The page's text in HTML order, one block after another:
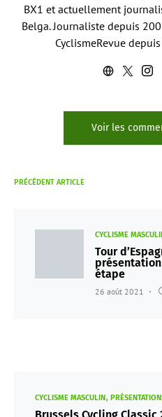
BX1 et actuellement
Belga. Journaliste depuis
CyclismeRevue
Voir les
PRÉCÉDENT ARTICLE
CYCLISME
Tour
étape
26 août 2021
CYCLISME MASCULIN